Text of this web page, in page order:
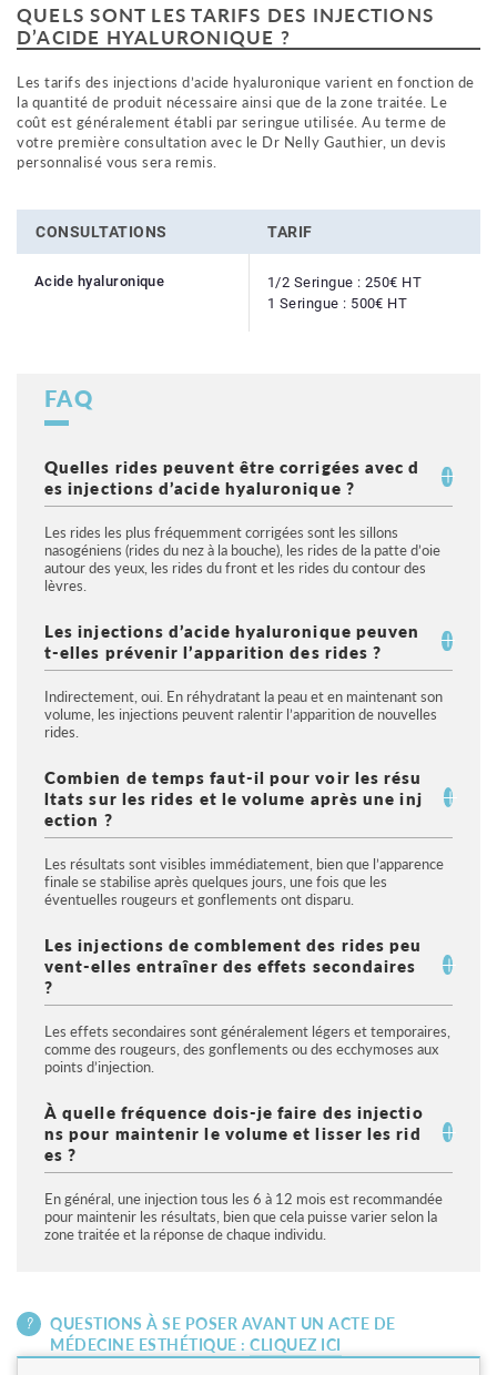
QUELS SONT LES TARIFS DES INJECTIONS
D’ACIDE HYALURONIQUE ?
Les tarifs des injections d’acide hyaluronique varient en fonction de
la quantité de produit nécessaire ainsi que de la zone traitée. Le
coût est généralement établi par seringue utilisée. Au terme de
votre première consultation avec le Dr Nelly Gauthier, un devis
personnalisé vous sera remis.
CONSULTATIONS TARIF
Acide hyaluronique
1/2 Seringue : 250€ HT
1 Seringue : 500€ HT
FAQ
Quelles rides peuvent être corrigées avec d
es injections d’acide hyaluronique ?
Les rides les plus fréquemment corrigées sont les sillons
nasogéniens (rides du nez à la bouche), les rides de la patte d’oie
autour des yeux, les rides du front et les rides du contour des
lèvres.
Les injections d’acide hyaluronique peuven
t-elles prévenir l’apparition des rides ?
Indirectement, oui. En réhydratant la peau et en maintenant son
volume, les injections peuvent ralentir l’apparition de nouvelles
rides.
Combien de temps faut-il pour voir les résu
ltats sur les rides et le volume après une inj
ection ?
Les résultats sont visibles immédiatement, bien que l’apparence
finale se stabilise après quelques jours, une fois que les
éventuelles rougeurs et gonflements ont disparu.
Les injections de comblement des rides peu
vent-elles entraîner des effets secondaires
?
Les effets secondaires sont généralement légers et temporaires,
comme des rougeurs, des gonflements ou des ecchymoses aux
points d’injection.
À quelle fréquence dois-je faire des injectio
ns pour maintenir le volume et lisser les rid
es ?
En général, une injection tous les 6 à 12 mois est recommandée
pour maintenir les résultats, bien que cela puisse varier selon la
zone traitée et la réponse de chaque individu.
QUESTIONS À SE POSER AVANT UN ACTE DE
MÉDECINE ESTHÉTIQUE :CLIQUEZ ICI